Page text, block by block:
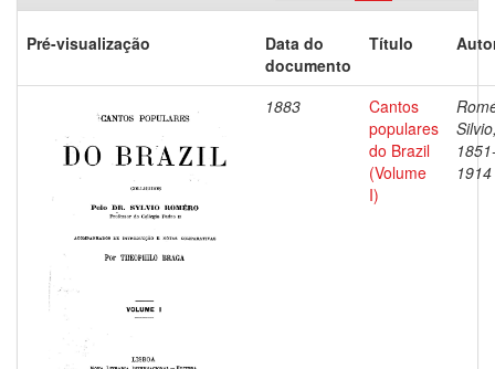
Pré-visualização
Data do
documento
Título
1883
Cantos
populares
do Brazil
(Volume
I)
1914